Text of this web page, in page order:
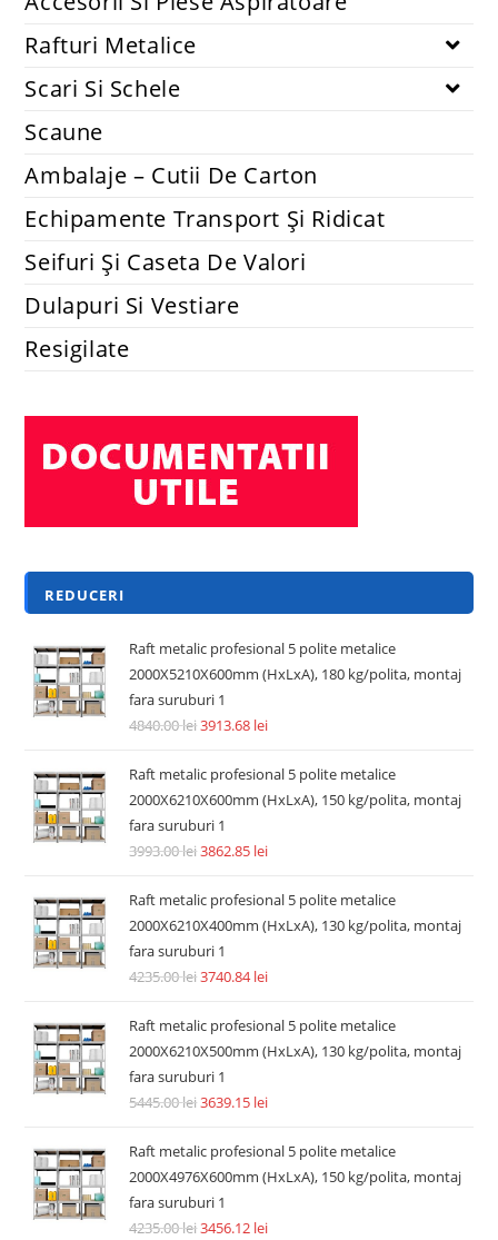
Rafturi Metalice
Scari Si Schele
Scaune
Ambalaje – Cutii De Carton
Echipamente Transport Și Ridicat
Seifuri Și Caseta De Valori
Dulapuri Si Vestiare
Resigilate
REDUCERI
Raft metalic profesional 5 polite metalice
2000X5210X600mm (HxLxA), 180 kg/polita, montaj
fara suruburi 1
4840.00lei3913.68 lei
Raft metalic profesional 5 polite metalice
2000X6210X600mm (HxLxA), 150 kg/polita, montaj
fara suruburi 1
3993.00lei3862.85 lei
Raft metalic profesional 5 polite metalice
2000X6210X400mm (HxLxA), 130 kg/polita, montaj
fara suruburi 1
4235.00lei3740.84lei
Raft metalic profesional 5 polite metalice
2000X6210X500mm (HxLxA), 130 kg/polita, montaj
fara suruburi 1
5445.00lei3639.15 lei
Raft metalic profesional 5 polite metalice
2000X4976X600mm (HxLxA), 150 kg/polita, montaj
fara suruburi 1
4235.00lei3456.12 lei